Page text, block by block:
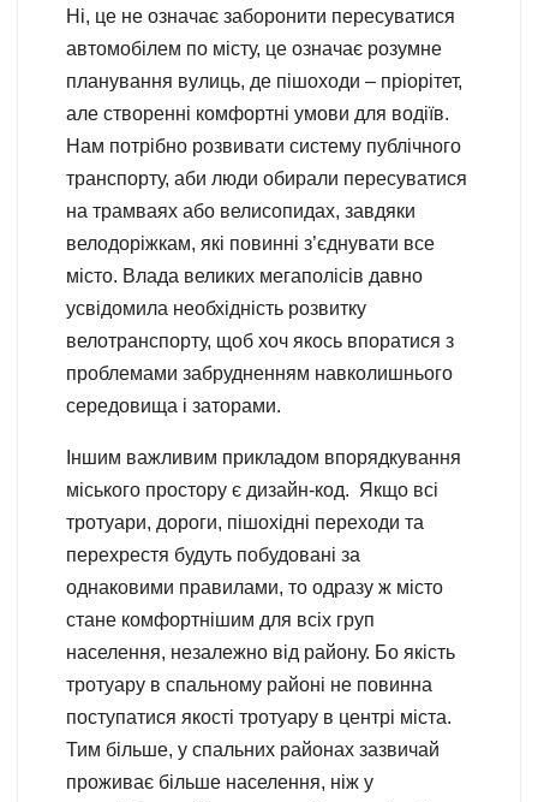
Ні, це не означає заборонити пересуватися
автомобілем по місту, це означає розумне
планування вулиць, де пішоходи – пріорітет,
але створенні комфортні умови для водіїв.
Нам потрібно розвивати систему публічного
транспорту, аби люди обирали пересуватися
на трамваях або велисопидах, завдяки
велодоріжкам, які повинні з’єднувати все
місто. Влада великих мегаполісів давно
усвідомила необхідність розвитку
велотранспорту, щоб хоч якось впоратися з
проблемами забрудненням навколишнього
середовища і заторами.
Іншим важливим прикладом впорядкування
міського простору є дизайн-код. Якщо всі
тротуари, дороги, пішохідні переходи та
перехрестя будуть побудовані за
однаковими правилами, то одразу ж місто
стане комфортнішим для всіх груп
населення, незалежно від району. Бо якість
тротуару в спальному районі не повинна
поступатися якості тротуару в центрі міста.
Тим більше, у спальних районах зазвичай
проживає більше населення, ніж у